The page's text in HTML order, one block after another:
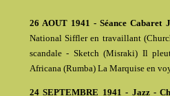
26 AOUT 1941 - Séance Cabaret
National Siffler en travaillant
scandale - Sketch (Misraki) Il
Africana (Rumba) La Marquise en
24 SEPTEMBRE 1941 - Jazz -